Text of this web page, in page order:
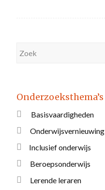
Onderzoeksthema’s
Basisvaardigheden
Onderwijsvernieuwing
Inclusief onderwijs
Beroepsonderwijs
Lerende leraren